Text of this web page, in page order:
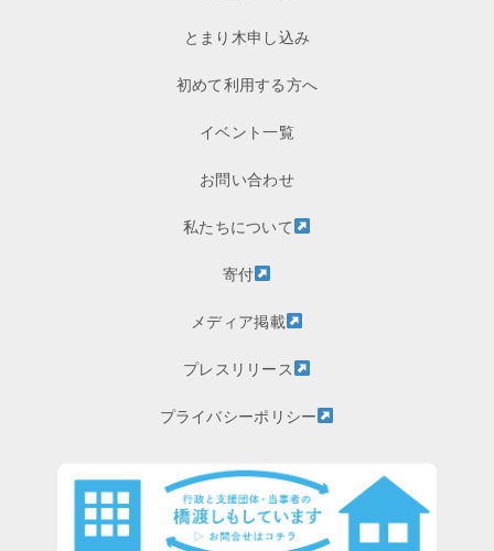
とまり木申し込み
初めて利用する方へ
イベント一覧
お問い合わせ
私たちについて
寄付
メディア掲載
プレスリリース
プライバシーポリシー